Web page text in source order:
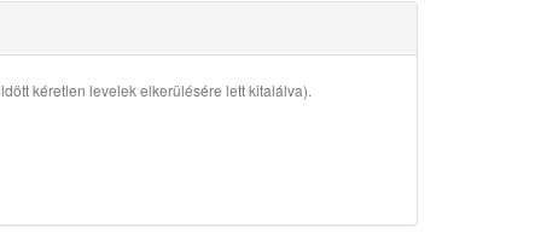
kéretlen levelek elkerülésére lett kitalálva).